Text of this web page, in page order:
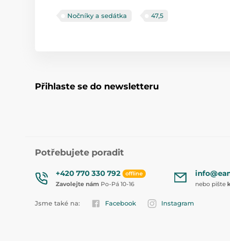
Nočníky a sedátka 47,5
Přihlaste se do newsletteru
Potřebujete poradit
+420 770 330 792 offline
Zavolejte nám Po-Pá 10-16 nebo pište
Jsme také na: Facebook Instagram